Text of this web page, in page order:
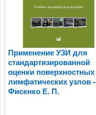
Применение УЗИ для
стандартизированной
оценки поверхностных
лимфатических узлов -
Фисенко Е. П.